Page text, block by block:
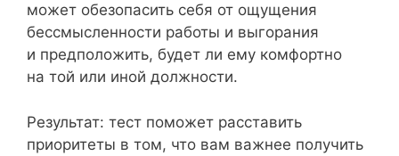
может обезопасить себя от ощущения
бессмысленности работы и выгорания
и предположить, будет ли ему комфортно
на той или иной должности.
Результат: тест поможет расставить
приоритеты в том, что вам важнее получить